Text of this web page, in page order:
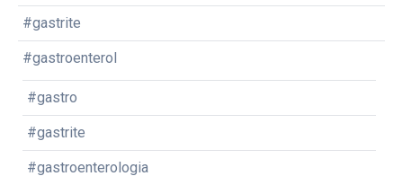
#gastrite
#gastroenterol
#gastro
#gastrite
#gastroenterologia